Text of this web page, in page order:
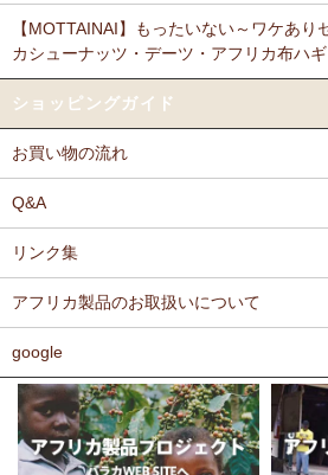
11/17：ティンガティンガ・アート～ロン
の作品新入荷！
11/17：ティンガティンガ・アート～マサ
～木彫職人ハンドメイド
荷！
11/11：ティンガティンガ・アート～Sサ
名ごとに2つのカテゴリーでご紹介します
→ 作家名 A―L
11/10：ティンガティンガ・アート【会員
～ワケあり限定品入荷！
11/5：ティンガティンガ・アート～Lサイ
Ｎさまより キテンゲ リバーシブル
感想
以上に頑丈で持ちやすい。
Ｆさまより キテンゲ へのご感想
どのキテンゲも素敵な柄ばかりであれもこれ
おこうと思っています。
ダンで北欧テイストを思わせるようなもの
するたびに嬉しく眺め入っております。
この布では何を作ろうか、どう飾ろうか・・
布の手触りもよく、縫いやすいので、大変
ホームページには目の詰まった綿素材のも
したが、薄手のものや、ちょっと変わった
【MOTTAINAI】もったいない～ワケあり
カシューナッツ・デーツ・アフリカ布ハ
ショッピングガイド
お買い物の流れ
Q&A
リンク集
アフリカ製品のお取扱いについて
google